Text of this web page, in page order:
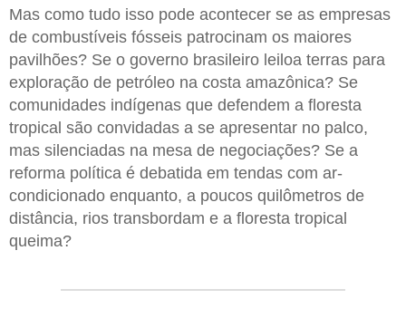
Mas como tudo isso pode acontecer se as empresas
de combustíveis fósseis patrocinam os maiores
pavilhões? Se o governo brasileiro leiloa terras para
exploração de petróleo na costa amazônica? Se
comunidades indígenas que defendem a floresta
tropical são convidadas a se apresentar no palco,
mas silenciadas na mesa de negociações? Se a
reforma política é debatida em tendas com ar-
condicionado enquanto, a poucos quilômetros de
distância, rios transbordam e a floresta tropical
queima?